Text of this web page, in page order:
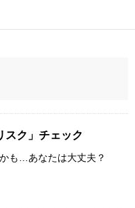
スク」チェック
も…あなたは大丈夫？